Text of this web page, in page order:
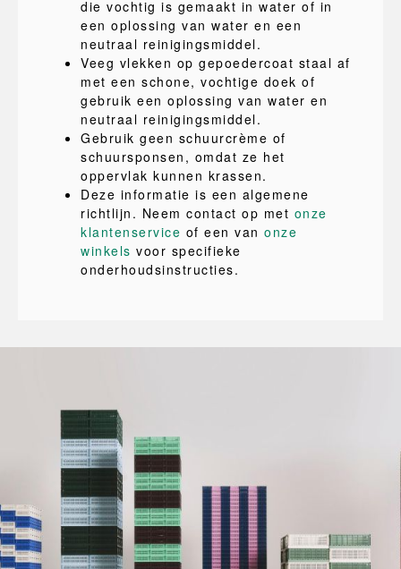
die vochtig is gemaakt in water of in
een oplossing van water en een
neutraal reinigingsmiddel.
Veeg vlekken op gepoedercoat staal af
met een schone, vochtige doek of
gebruik een oplossing van water en
neutraal reinigingsmiddel.
Gebruik geen schuurcrème of
schuursponsen, omdat ze het
oppervlak kunnen krassen.
Deze informatie is een algemene
richtlijn. Neem contact op met onze
klantenservice of een van onze
winkels voor specifieke
onderhoudsinstructies.